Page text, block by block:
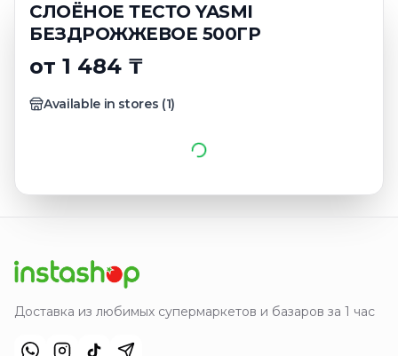
СЛОЁНОЕ ТЕСТО YASMI
БЕЗДРОЖЖЕВОЕ 500ГР
от 1 484 ₸
Available in stores (1)
Доставка из любимых супермаркетов и базаров за 1 час